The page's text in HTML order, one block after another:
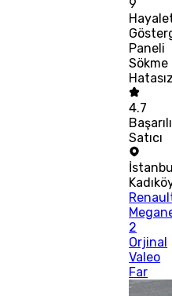
9
Paneli
Sökme
4.7
Başarılı
Satıcı
2
Orjinal
Valeo
Far